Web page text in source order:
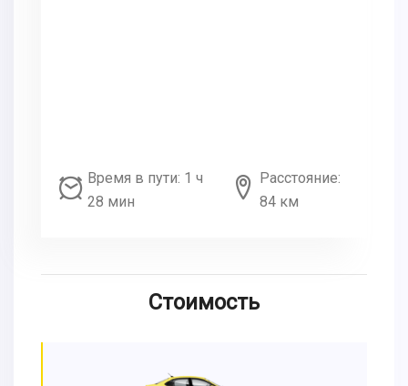
Время в пути: 1 ч
28 мин
Расстояние:
84 км
Стоимость